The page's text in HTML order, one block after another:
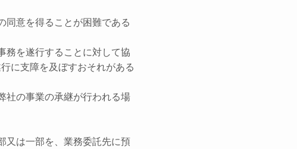
同意を得ることが困難である
務を遂行することに対して協
に支障を及ぼすおそれがある
社の事業の承継が行われる場
は一部を、業務委託先に預